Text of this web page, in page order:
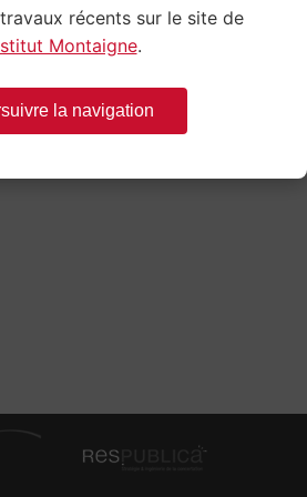
santé
récents sur le site de
Montaigne.
la navigation